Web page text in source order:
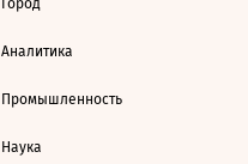
Город
Аналитика
Промышленность
Наука